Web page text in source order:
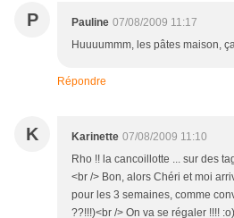
P Pauline 07/08/2009 11:17
Huuuummm, les pâtes maison,
Répondre
K Karinette 07/08/2009 11:10
Rho !! la cancoillotte ... sur des
<br /> Bon, alors Chéri et moi
pour les 3 semaines, comme
??!!!)<br /> On va se régaler !!!! :o)